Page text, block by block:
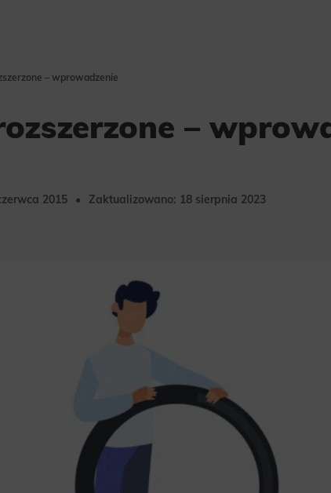
– wprowadzenie
–
2015 Zaktualizowano: 18 sierpnia 2023